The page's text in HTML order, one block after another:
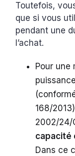
Toutefois,
que si vous
pendant une
l’achat.
Pour une
168/2013)
2002/24/
capacité
Dans ce